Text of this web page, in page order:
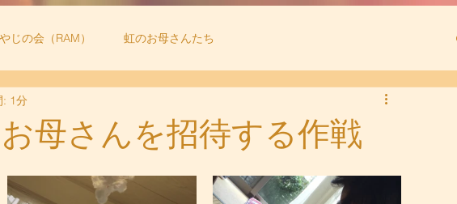
じの会（RAM） 虹のお母さんたち
母さんを招待する作戦
: 1分